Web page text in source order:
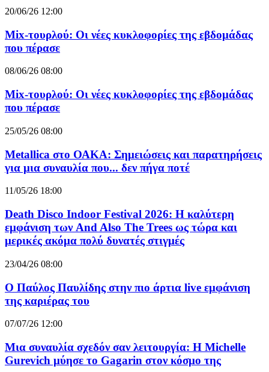
20/06/26 12:00
Mix-τουρλού: Οι νέες κυκλοφορίες της εβδομάδας
που πέρασε
08/06/26 08:00
Mix-τουρλού: Οι νέες κυκλοφορίες της εβδομάδας
που πέρασε
25/05/26 08:00
Metallica στο ΟΑΚΑ: Σημειώσεις και παρατηρήσεις
για μια συναυλία που... δεν πήγα ποτέ
11/05/26 18:00
Death Disco Indoor Festival 2026: Η καλύτερη
εμφάνιση των And Also The Trees ως τώρα και
μερικές ακόμα πολύ δυνατές στιγμές
23/04/26 08:00
Ο Παύλος Παυλίδης στην πιο άρτια live εμφάνιση
της καριέρας του
07/07/26 12:00
Μια συναυλία σχεδόν σαν λειτουργία: Η Michelle
Gurevich μύησε το Gagarin στον κόσμο της